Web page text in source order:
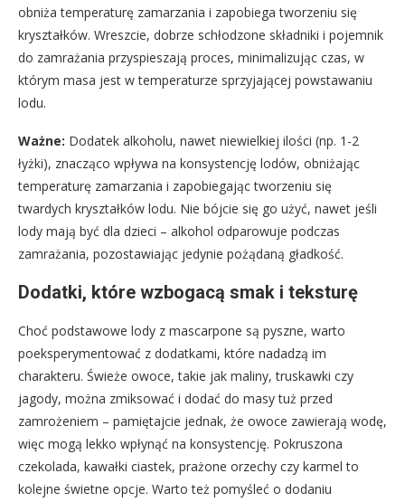
obniża temperaturę zamarzania i zapobiega tworzeniu się
kryształków. Wreszcie, dobrze schłodzone składniki i pojemnik
do zamrażania przyspieszają proces, minimalizując czas, w
którym masa jest w temperaturze sprzyjającej powstawaniu
lodu.
Ważne: Dodatek alkoholu, nawet niewielkiej ilości (np. 1-2
łyżki), znacząco wpływa na konsystencję lodów, obniżając
temperaturę zamarzania i zapobiegając tworzeniu się
twardych kryształków lodu. Nie bójcie się go użyć, nawet jeśli
lody mają być dla dzieci – alkohol odparowuje podczas
zamrażania, pozostawiając jedynie pożądaną gładkość.
Dodatki, które wzbogacą smak i teksturę
Choć podstawowe lody z mascarpone są pyszne, warto
poeksperymentować z dodatkami, które nadadzą im
charakteru. Świeże owoce, takie jak maliny, truskawki czy
jagody, można zmiksować i dodać do masy tuż przed
zamrożeniem – pamiętajcie jednak, że owoce zawierają wodę,
więc mogą lekko wpłynąć na konsystencję. Pokruszona
czekolada, kawałki ciastek, prażone orzechy czy karmel to
kolejne świetne opcje. Warto też pomyśleć o dodaniu